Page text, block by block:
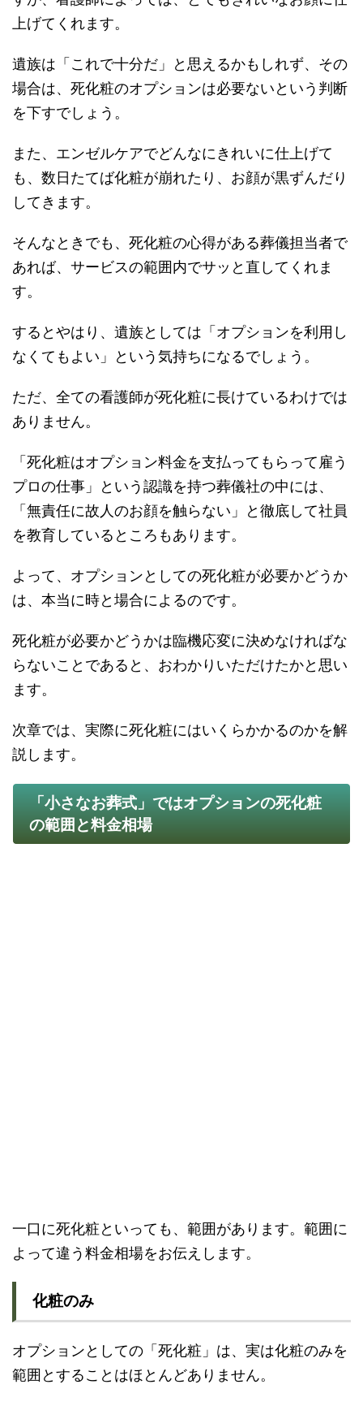
上げてくれます。
遺族は「これで十分だ」と思えるかもしれず、その
場合は、死化粧のオプションは必要ないという判断
を下すでしょう。
また、エンゼルケアでどんなにきれいに仕上げて
も、数日たてば化粧が崩れたり、お顔が黒ずんだり
してきます。
そんなときでも、死化粧の心得がある葬儀担当者で
あれば、サービスの範囲内でサッと直してくれま
す。
するとやはり、遺族としては「オプションを利用し
なくてもよい」という気持ちになるでしょう。
ただ、全ての看護師が死化粧に長けているわけでは
ありません。
「死化粧はオプション料金を支払ってもらって雇う
プロの仕事」という認識を持つ葬儀社の中には、
「無責任に故人のお顔を触らない」と徹底して社員
を教育しているところもあります。
よって、オプションとしての死化粧が必要かどうか
は、本当に時と場合によるのです。
死化粧が必要かどうかは臨機応変に決めなければな
らないことであると、おわかりいただけたかと思い
ます。
次章では、実際に死化粧にはいくらかかるのかを解
説します。
「小さなお葬式」ではオプションの死化粧
の範囲と料金相場
一口に死化粧といっても、範囲があります。範囲に
よって違う料金相場をお伝えします。
化粧のみ
オプションとしての「死化粧」は、実は化粧のみを
範囲とすることはほとんどありません。